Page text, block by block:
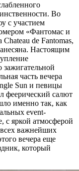
Во
с участием
«Фантомас и
de Fantomas,
Настоящим
часть вечера
Sun и певицы
феерический салют
именно так, как
event-
с яркой атмосферой
важнейших
вечера еще
который